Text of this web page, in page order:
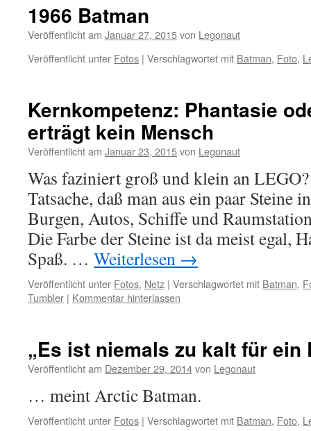
1966 Batman
Veröffentlicht am Januar 27, 2015von Legonaut
Veröffentlicht unter Fotos | Verschlagwortet mit Batman, Foto,
Kernkompetenz: Phantasie
erträgt kein Mensch
Veröffentlicht am Januar 23, 2015von Legonaut
Was faziniert groß und klein an
Tatsache, daß man aus ein paar Steine
Burgen, Autos, Schiffe und
Die Farbe der Steine ist da meist egal,
Spaß. … Weiterlesen →
Veröffentlicht unter Fotos, Netz | Verschlagwortet mit Batman,
Tumbler | Kommentar hinterlassen
„Es ist niemals zu kalt für
Veröffentlicht am Dezember 29, 2014von Legonaut
… meint Arctic Batman.
Veröffentlicht unter Fotos | Verschlagwortet mit Batman, Foto,